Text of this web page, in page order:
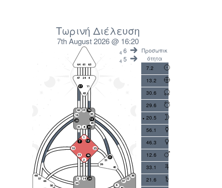
Τωρινή Διέλευση
7th August 2026 @ 16:20
4 6
4 5
Προσωπικ
ότητα
7.2
13.2
30.6
29.6
20.5
56.1
46.3
12.6
33.1
21.6